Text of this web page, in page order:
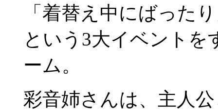
「着替え中にばった
という3大イベント
ーム。
彩音姉さんは、主人